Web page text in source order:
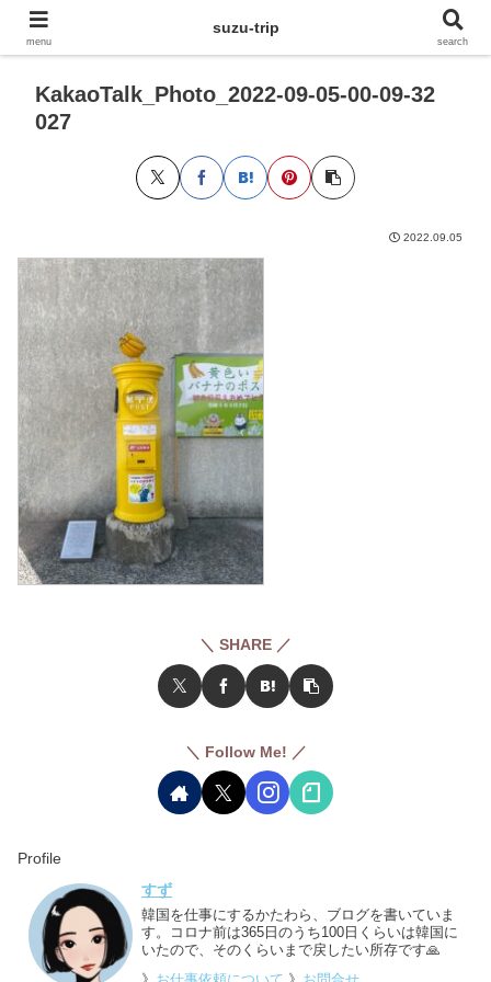
KakaoTalk_Photo_2022-09-05-00-09-32
027
2022.09.05
＼ SHARE ／
＼ Follow Me! ／
Profile
すず
韓国を仕事にするかたわら、ブログを書いていま
す。コロナ前は365日のうち100日くらいは韓国に
いたので、そのくらいまで戻したい所存です🙏
menu
suzu-trip
search